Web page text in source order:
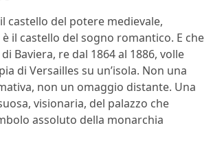
castello del potere medievale,
il castello del sogno romantico. E che
Baviera, re dal 1864 al 1886, volle
di Versailles su un’isola. Non una
non un omaggio distante. Una
visionaria, del palazzo che
assoluto della monarchia